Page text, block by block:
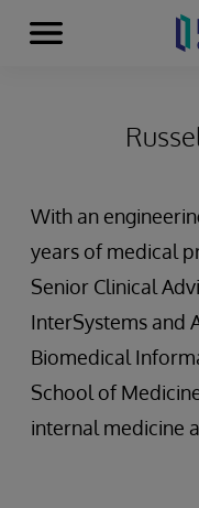
Skip to content
Menu
With an
years of medical
Senior Clinical
InterSystems and
Biomedical
School of
internal medicine